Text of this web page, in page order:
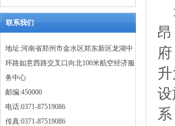
联系我们
地址:河南省郑州市金水区郑东新区龙湖中
环路如意西路交叉口向北100米航空经济服
务中心
邮编:450000
电话:0371-87519086
传真:0371-87519086